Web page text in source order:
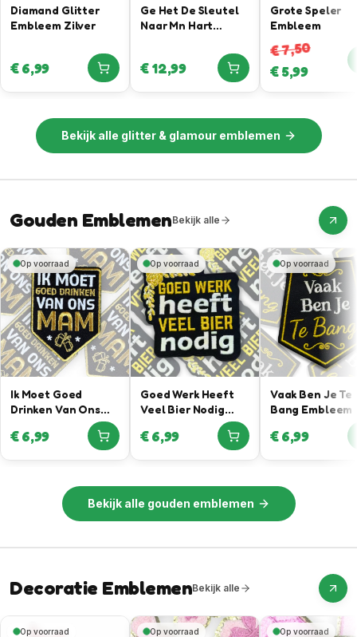
Diamand Glitter
Embleem Zilver
€6,99
Ge Het De Sleutel
Naar Mn Hart
Sleutel Bieropener
Embleem
€12,99
Grote Speler
Embleem
€7,50
€5,99
Bekijk alle glitter & glamour emblemen
Gouden EmblemenBekijk alle
Op voorraad
Ik Moet Goed
Drinken Van Ons
Mam – Gouden
Embleem
€6,99
Op voorraad
Goed Werk Heeft
Veel Bier Nodig
€6,99
Op voorraad
Vaak Ben Je Te
Bang Embleem
€6,99
Bekijk alle gouden emblemen
Decoratie EmblemenBekijk alle
Op voorraad Op voorraad Op voorraad